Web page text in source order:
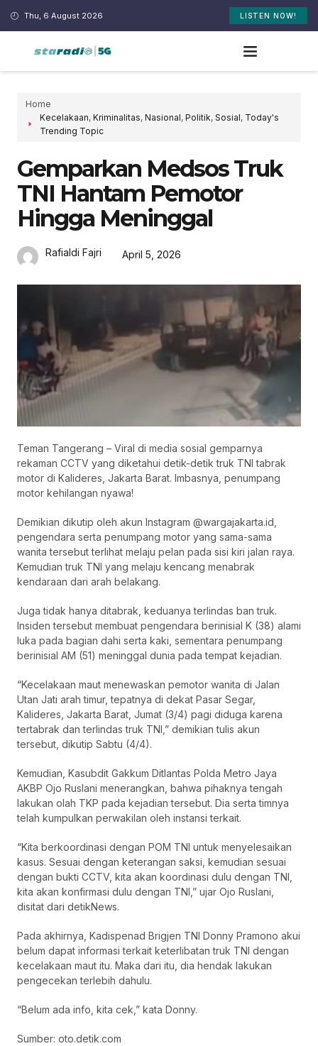
Thu, 6 August 2026 LISTEN NOW!
Home
Kecelakaan, Kriminalitas, Nasional, Politik, Sosial, Today's
Trending Topic
Gemparkan Medsos Truk
TNI Hantam Pemotor
Hingga Meninggal
Rafialdi Fajri April 5, 2026
Teman Tangerang – Viral di media sosial gemparnya
rekaman CCTV yang diketahui detik-detik truk TNI tabrak
motor di Kalideres, Jakarta Barat. Imbasnya, penumpang
motor kehilangan nyawa!
Demikian dikutip oleh akun Instagram @wargajakarta.id,
pengendara serta penumpang motor yang sama-sama
wanita tersebut terlihat melaju pelan pada sisi kiri jalan raya.
Kemudian truk TNI yang melaju kencang menabrak
kendaraan dari arah belakang.
Juga tidak hanya ditabrak, keduanya terlindas ban truk.
Insiden tersebut membuat pengendara berinisial K (38) alami
luka pada bagian dahi serta kaki, sementara penumpang
berinisial AM (51) meninggal dunia pada tempat kejadian.
“Kecelakaan maut menewaskan pemotor wanita di Jalan
Utan Jati arah timur, tepatnya di dekat Pasar Segar,
Kalideres, Jakarta Barat, Jumat (3/4) pagi diduga karena
tertabrak dan terlindas truk TNI,” demikian tulis akun
tersebut, dikutip Sabtu (4/4).
Kemudian, Kasubdit Gakkum Ditlantas Polda Metro Jaya
AKBP Ojo Ruslani menerangkan, bahwa pihaknya tengah
lakukan olah TKP pada kejadian tersebut. Dia serta timnya
telah kumpulkan perwakilan oleh instansi terkait.
“Kita berkoordinasi dengan POM TNI untuk menyelesaikan
kasus. Sesuai dengan keterangan saksi, kemudian sesuai
dengan bukti CCTV, kita akan koordinasi dulu dengan TNI,
kita akan konfirmasi dulu dengan TNI,” ujar Ojo Ruslani,
disitat dari detikNews.
Pada akhirnya, Kadispenad Brigjen TNI Donny Pramono akui
belum dapat informasi terkait keterlibatan truk TNI dengan
kecelakaan maut itu. Maka dari itu, dia hendak lakukan
pengecekan terlebih dahulu.
“Belum ada info, kita cek,” kata Donny.
Sumber: oto.detik.com